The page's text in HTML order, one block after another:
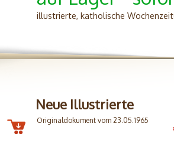
illustrierte, katholische
Neue Illustrierte
Originaldokument vom 23.05.1965